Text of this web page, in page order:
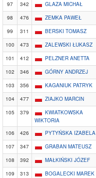
97
342 GLAZA MICHAŁ
98
476 ZEMKA PAWEŁ
99
311 BERSKI TOMASZ
100
473 ZALEWSKI ŁUKASZ
101
412 PELZNER ANETTA
102
346 GÓRNY ANDRZEJ
103
356 KAGANIUK PATRYK
104
477 ZIAJKO MARCIN
105
379
KWIATKOWSKA
WIKTORIA
106 426 PYTYŃSKA IZABELA
107
347 GRABAN MATEUSZ
108
392 MAŁKIŃSKI JÓZEF
109
313 BOGALECKI MAREK